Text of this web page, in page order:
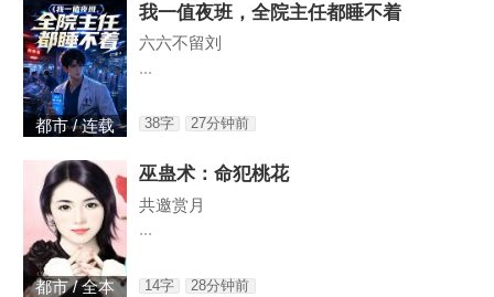
都市 / 连载
我一值夜班，全院主任都睡不着
六六不留刘
...
38字 27分钟前
都市 / 全本
巫蛊术：命犯桃花
共邀赏月
...
14字 28分钟前